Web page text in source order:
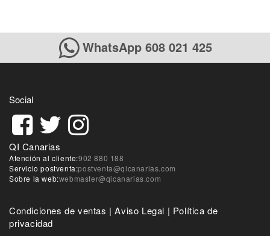
WhatsApp 608 021 425
Social
QI Canarias
Atención al cliente:902 880 188
Servicio postventa:postventa@qicanarias.com
Sobre la web:webmaster@qicanarias.com
Condiciones de ventas |Aviso Legal | Política de
privacidad